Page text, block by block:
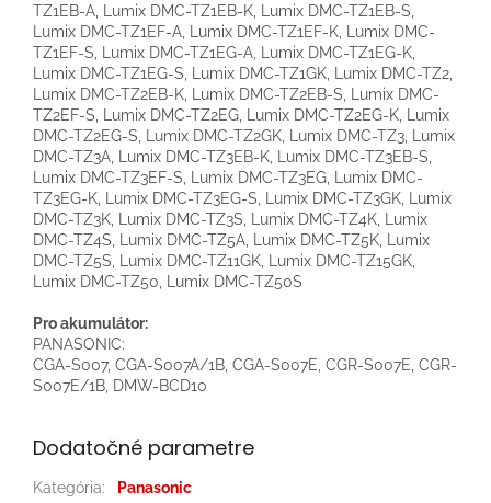
TZ1EB-A, Lumix DMC-TZ1EB-K, Lumix DMC-TZ1EB-S,
Lumix DMC-TZ1EF-A, Lumix DMC-TZ1EF-K, Lumix DMC-
TZ1EF-S, Lumix DMC-TZ1EG-A, Lumix DMC-TZ1EG-K,
Lumix DMC-TZ1EG-S, Lumix DMC-TZ1GK, Lumix DMC-TZ2,
Lumix DMC-TZ2EB-K, Lumix DMC-TZ2EB-S, Lumix DMC-
TZ2EF-S, Lumix DMC-TZ2EG, Lumix DMC-TZ2EG-K, Lumix
DMC-TZ2EG-S, Lumix DMC-TZ2GK, Lumix DMC-TZ3, Lumix
DMC-TZ3A, Lumix DMC-TZ3EB-K, Lumix DMC-TZ3EB-S,
Lumix DMC-TZ3EF-S, Lumix DMC-TZ3EG, Lumix DMC-
TZ3EG-K, Lumix DMC-TZ3EG-S, Lumix DMC-TZ3GK, Lumix
DMC-TZ3K, Lumix DMC-TZ3S, Lumix DMC-TZ4K, Lumix
DMC-TZ4S, Lumix DMC-TZ5A, Lumix DMC-TZ5K, Lumix
DMC-TZ5S, Lumix DMC-TZ11GK, Lumix DMC-TZ15GK,
Lumix DMC-TZ50, Lumix DMC-TZ50S
Pro akumulátor:
PANASONIC:
CGA-S007, CGA-S007A/1B, CGA-S007E, CGR-S007E, CGR-
S007E/1B, DMW-BCD10
Dodatočné parametre
Kategória:
Panasonic